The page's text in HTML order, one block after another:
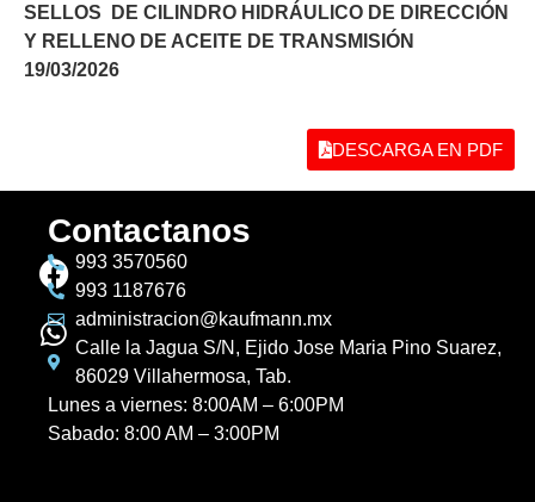
SELLOS DE CILINDRO HIDRÁULICO DE DIRECCIÓN
Y RELLENO DE ACEITE DE TRANSMISIÓN
19/03/2026
DESCARGA EN PDF
Contactanos
993 3570560
993 1187676
administracion@kaufmann.mx
Calle la Jagua S/N, Ejido Jose Maria Pino Suarez,
86029 Villahermosa, Tab.
Lunes a viernes: 8:00AM – 6:00PM
Sabado: 8:00 AM – 3:00PM